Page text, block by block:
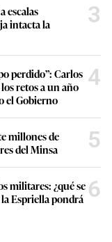
escalas
intacta la
3
perdido”: Carlos
retos a un año
el Gobierno
4
millones de
del Minsa
5
militares: ¿qué se
Espriella pondrá 6